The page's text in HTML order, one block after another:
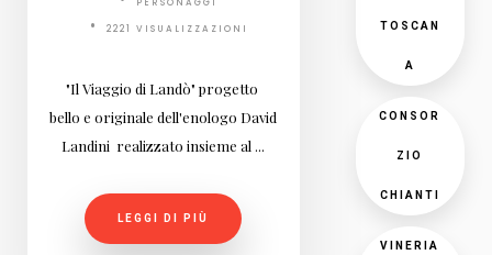
PERSONAGGI
2221 VISUALIZZAZIONI
"Il Viaggio di Landò" progetto
bello e originale dell'enologo David
Landini realizzato insieme al ...
LEGGI DI PIÙ
TOSCAN
A
CONSOR
ZIO
CHIANTI
VINERIA